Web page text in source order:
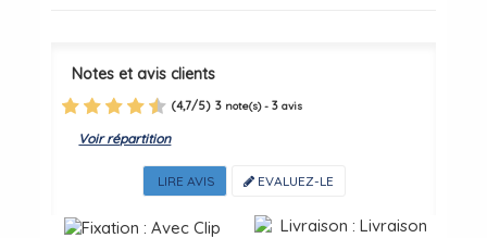
Notes et avis clients
(4,7/5) 3 note(s) -3 avis
Voir répartition
LIRE AVIS EVALUEZ-LE